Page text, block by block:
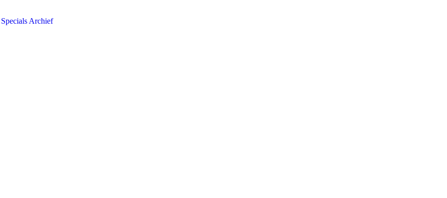
Specials Archief